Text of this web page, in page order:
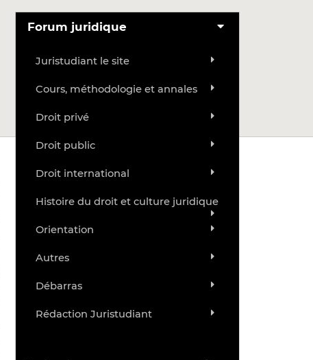
Forum juridique
Juristudiant le site
Cours, méthodologie et annales
Droit privé
Droit public
Droit international
Histoire du droit et culture juridique
Orientation
Autres
Débarras
Rédaction Juristudiant